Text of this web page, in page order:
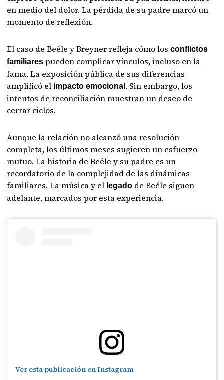
en medio del dolor. La pérdida de su padre marcó un
momento de reflexión.
El caso de Beéle y Breyner refleja cómo losconflictos
familiares pueden complicar vínculos, incluso en la
fama. La exposición pública de sus diferencias
amplificó el impacto emocional . Sin embargo, los
intentos de reconciliación muestran un deseo de
cerrar ciclos.
Aunque la relación no alcanzó una resolución
completa, los últimos meses sugieren un esfuerzo
mutuo. La historia de Beéle y su padre es un
recordatorio de la complejidad de las dinámicas
familiares. La música y el legado de Beéle siguen
adelante, marcados por esta experiencia.
Ver esta publicación en Instagram